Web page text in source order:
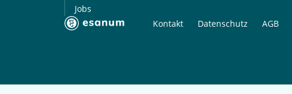
Jobs
Kontakt Datenschutz AGB